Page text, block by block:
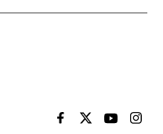
EL PAÍS BRASIL EN
EL PAÍSEL PAÍS
EL